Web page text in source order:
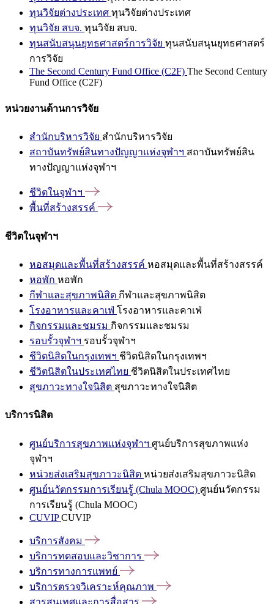
ทุนวิจัยต่างประเทศ ทุนวิจัยต่างประเทศ
ทุนวิจัย สบจ. ทุนวิจัย สบจ.
ทุนสนับสนุนยุทธศาสตร์การวิจัย ทุนสนับสนุนยุทธศาสตร์
การวิจัย
The Second Century Fund Office (C2F) The Second Century
Fund Office (C2F)
หน่วยงานด้านการวิจัย
สำนักบริหารวิจัย สำนักบริหารวิจัย
สถาบันทรัพย์สินทางปัญญาแห่งจุฬาฯ สถาบันทรัพย์สิน
ทางปัญญาแห่งจุฬาฯ
ชีวิตในจุฬาฯ
พื้นที่สร้างสรรค์
ชีวิตในจุฬาฯ
หอสมุดและพื้นที่สร้างสรรค์ หอสมุดและพื้นที่สร้างสรรค์
หอพัก หอพัก
กีฬาและสุขภาพนิสิต กีฬาและสุขภาพนิสิต
โรงอาหารและคาเฟ่ โรงอาหารและคาเฟ่
กิจกรรมและชมรม กิจกรรมและชมรม
รอบรั้วจุฬาฯ รอบรั้วจุฬาฯ
ชีวิตนิสิตในกรุงเทพฯ ชีวิตนิสิตในกรุงเทพฯ
ชีวิตนิสิตในประเทศไทย ชีวิตนิสิตในประเทศไทย
สุขภาวะทางใจนิสิต สุขภาวะทางใจนิสิต
บริการนิสิต
ศูนย์บริการสุขภาพแห่งจุฬาฯ ศูนย์บริการสุขภาพแห่ง
จุฬาฯ
หน่วยส่งเสริมสุขภาวะนิสิต หน่วยส่งเสริมสุขภาวะนิสิต
ศูนย์นวัตกรรมการเรียนรู้ (Chula MOOC) ศูนย์นวัตกรรม
การเรียนรู้ (Chula MOOC)
CUVIPCUVIP
บริการสังคม
บริการทดสอบและวิชาการ
บริการทางการแพทย์
บริการตรวจวิเคราะห์คุณภาพ
สารสนเทศและการสื่อสาร